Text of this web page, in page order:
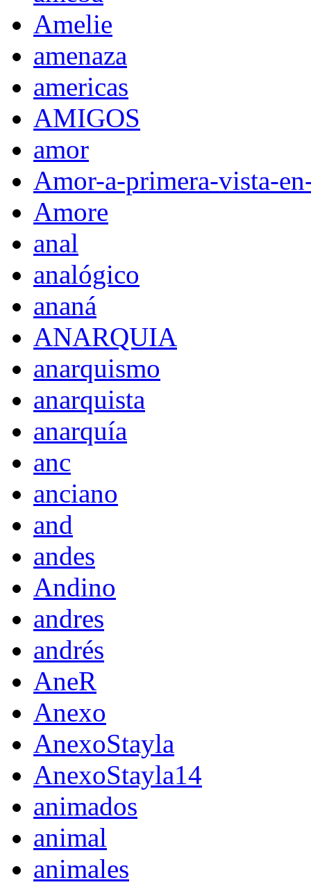
Amelie
amenaza
americas
AMIGOS
amor
Amor-a-primera-vista-
Amore
anal
analógico
ananá
ANARQUIA
anarquismo
anarquista
anarquía
anc
anciano
and
andes
Andino
andres
andrés
AneR
Anexo
AnexoStayla
AnexoStayla14
animados
animal
animales